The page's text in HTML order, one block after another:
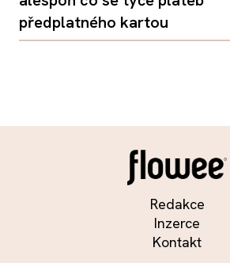
předplatného kartou
Redakce
Inzerce
Kontakt